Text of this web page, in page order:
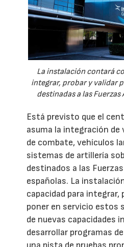
La instalación contará
integrar, probar y validar
destinadas a las Fuerzas
Está previsto que el
asuma la integración de
de combate, vehículos
sistemas de artillería
destinados a las
españolas. La
capacidad para integrar,
poner en servicio estos
de nuevas capacidades
desarrollar programas